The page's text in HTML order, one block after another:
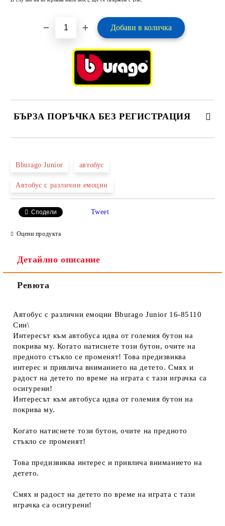
БЪРЗА ПОРЪЧКА БЕЗ РЕГИСТРАЦИЯ
Ние ще се свържем с вас в рамките на работния ден.
Bburago Junior автобус
Автобус с различни емоции
Сподели Tweet
Оцени продукта
Детайлно описание
Ревюта
Автобус с различни емоции Bburago Junior 16-85110
Син\
Интересът към автобуса идва от големия бутон на
покрива му. Когато натиснете този бутон, очите на
предното стъкло се променят! Това предизвиква
интерес и привлича вниманието на детето. Смях и
радост на детето по време на играта с тази играчка са
осигурени!
Интересът към автобуса идва от големия бутон на
покрива му.
Когато натиснете този бутон, очите на предното
стъкло се променят!
Това предизвиква интерес и привлича вниманието на
детето.
Смях и радост на детето по време на играта с тази
играчка са осигурени!